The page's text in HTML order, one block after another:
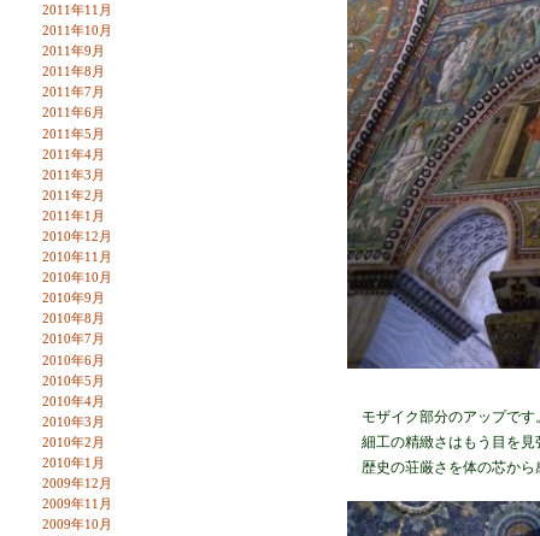
2011年11月
2011年10月
2011年9月
2011年8月
2011年7月
2011年6月
2011年5月
2011年4月
2011年3月
2011年2月
2011年1月
2010年12月
2010年11月
2010年10月
2010年9月
2010年8月
2010年7月
2010年6月
2010年5月
2010年4月
2010年3月
2010年2月
2010年1月
2009年12月
2009年11月
2009年10月
モザイク部分のアップです
細工の精緻さはもう目を見
歴史の荘厳さを体の芯から